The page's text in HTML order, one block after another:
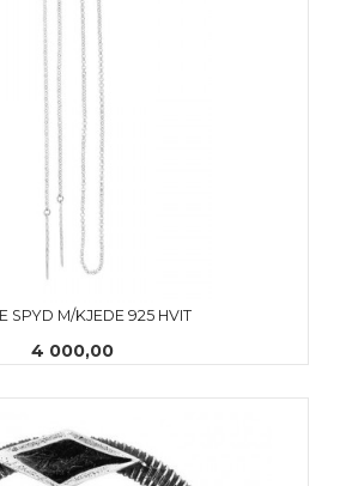
SPYD M/KJEDE 925 HVIT
Pris
4 000,00